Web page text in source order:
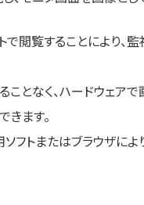
閲覧することにより、
となく、ハードウェア
ます。
フトまたはブラウザに